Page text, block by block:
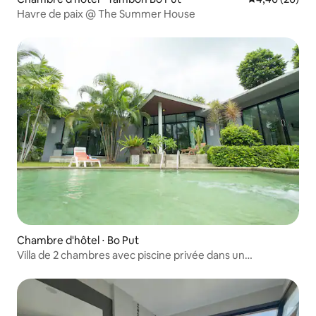
Havre de paix @ The Summer House
Chambre d'hôtel ⋅ Bo Put
Villa de 2 chambres avec piscine privée dans un